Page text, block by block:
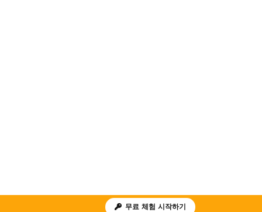
무료 체험 시작하기